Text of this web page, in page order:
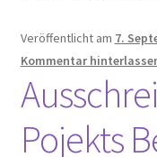
Archiv
2015
Veröffentlicht am 7.
Kommentar
Pojekts